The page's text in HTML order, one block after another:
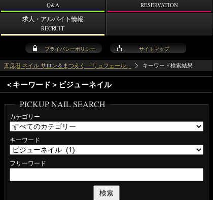
五反田 ネイル サロン＆まつえく 「リュフェール」 キーワード検索結果
＜キーワード＞ビジューネイル
PICKUP NAIL SEARCH
カテゴリー
キーワード
フリーワード
プライバシーポリシー サイトマップ
Q&A RESERVATION
求人・アルバイト情報
RECRUIT